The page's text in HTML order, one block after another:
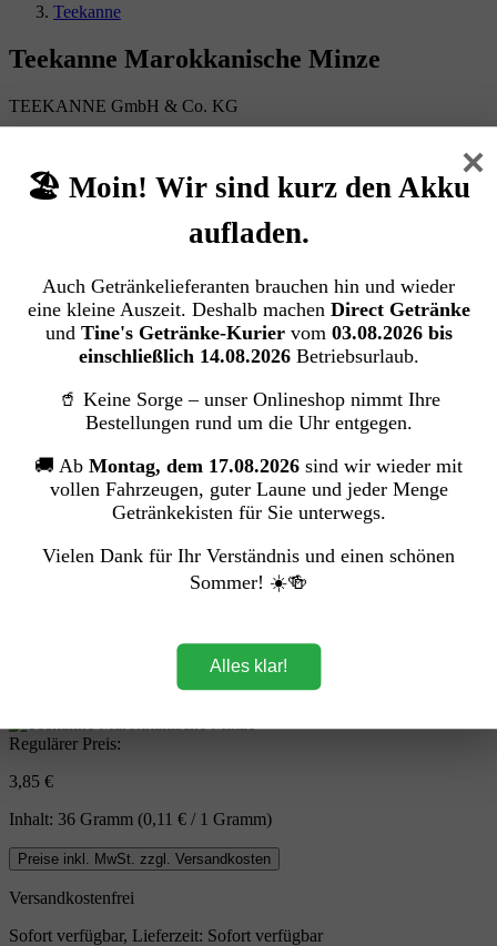
Teekanne
Teekanne Marokkanische Minze
TEEKANNE GmbH & Co. KG
Bildergalerie überspringen
Regulärer Preis:
3,85 €
Inhalt: 36 Gramm (0,11 € / 1 Gramm)
Preise inkl. MwSt. zzgl. Versandkosten
Versandkostenfrei
Sofort verfügbar, Lieferzeit: Sofort verfügbar
×
🏖️ Moin! Wir sind kurz den Akku
aufladen.
Auch Getränkelieferanten brauchen hin und wieder
eine kleine Auszeit. Deshalb machen Direct Getränke
und Tine's Getränke-Kuriervom 03.08.2026 bis
einschließlich 14.08.2026Betriebsurlaub.
🥤 Keine Sorge – unser Onlineshop nimmt Ihre
Bestellungen rund um die Uhr entgegen.
🚚 Ab Montag, dem 17.08.2026 sind wir wieder mit
vollen Fahrzeugen, guter Laune und jeder Menge
Getränkekisten für Sie unterwegs.
Vielen Dank für Ihr Verständnis und einen schönen
Sommer! ☀️🍻
Alles klar!